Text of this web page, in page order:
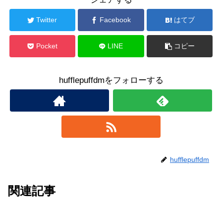
Twitter Facebook はてブ
Pocket LINE コピー
hufflepuffdmをフォローする
hufflepuffdm
関連記事